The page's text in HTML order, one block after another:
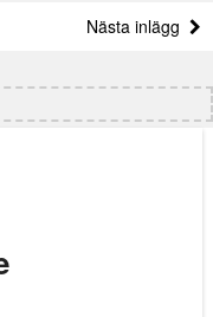
Nästa inlägg